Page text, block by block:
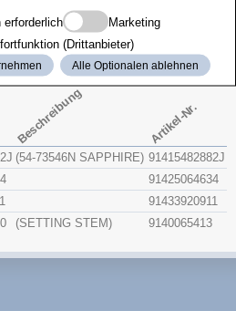
Beschreibung Artikel-Nr.
(54-73546N SAPPHIRE) 91415482882J
91425064634
91433920911
(SETTING STEM) 9140065413
Marketing
(Drittanbieter)
Alle Optionalen ablehnen